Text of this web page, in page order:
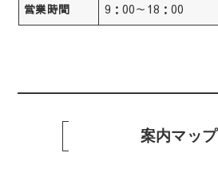
営業時間 9：00～18：00
案内マップ